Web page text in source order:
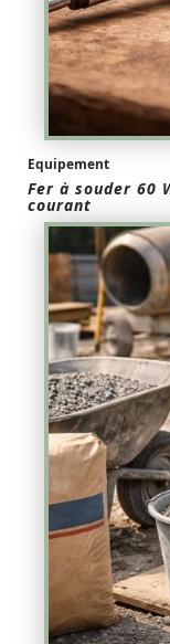
Equipement
Fer à souder 60
courant